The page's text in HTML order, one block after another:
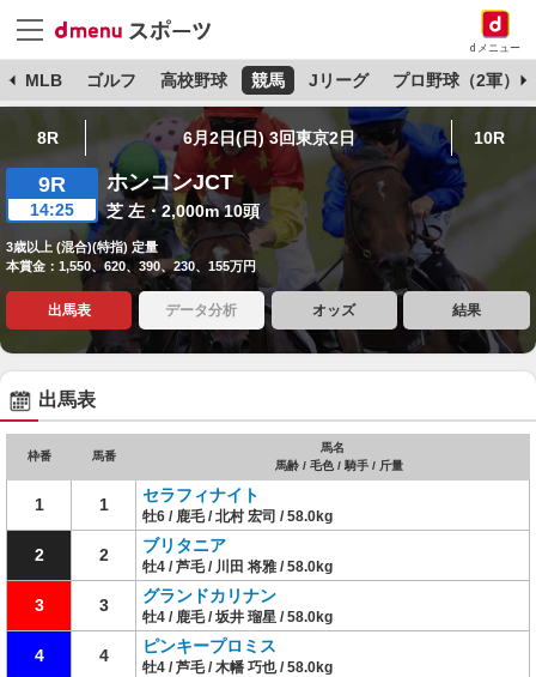
dメニュー
MLB ゴルフ 高校野球 競馬 Jリーグ プロ野球（2軍）
8R 6月2日(日) 3回東京2日 10R
9R
14:25
ホンコンJCT
芝 左・2,000m 10頭
3歳以上 (混合)(特指) 定量
本賞金：1,550、620、390、230、155万円
出馬表 データ分析 オッズ 結果
出馬表
枠番 馬番
馬名
馬齢 / 毛色 / 騎手 / 斤量
1 1 セラフィナイト
牡6 / 鹿毛 / 北村 宏司 / 58.0kg
2 2 ブリタニア
牡4 / 芦毛 / 川田 将雅 / 58.0kg
3 3 グランドカリナン
牡4 / 鹿毛 / 坂井 瑠星 / 58.0kg
4 4 ピンキープロミス
牡4 / 芦毛 / 木幡 巧也 / 58.0kg